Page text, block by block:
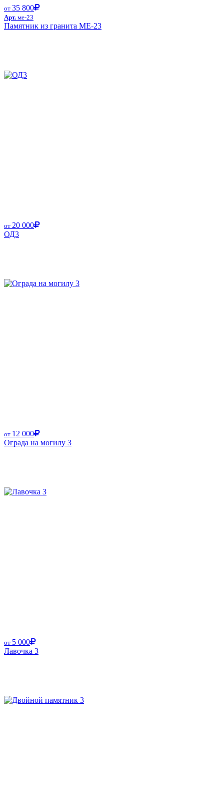
от 35 800
Арт. ме-23
Памятник из гранита ME-23
от 20 000
ОД3
от 12 000
Ограда на могилу 3
от 5 000
Лавочка 3